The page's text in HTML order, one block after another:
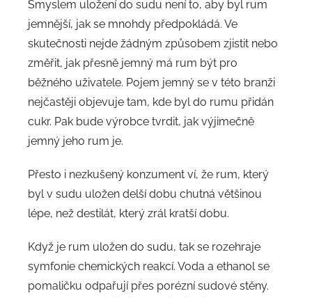
Smyslem uložení do sudu není to, aby byl rum
jemnější, jak se mnohdy předpokládá. Ve
skutečnosti nejde žádným způsobem zjistit nebo
změřit, jak přesně jemný má rum být pro
běžného uživatele. Pojem jemný se v této branži
nejčastěji objevuje tam, kde byl do rumu přidán
cukr. Pak bude výrobce tvrdit, jak výjimečně
jemný jeho rum je.
Přesto i nezkušený konzument ví, že rum, který
byl v sudu uložen delší dobu chutná většinou
lépe, než destilát, který zrál kratší dobu.
Když je rum uložen do sudu, tak se rozehraje
symfonie chemických reakcí. Voda a ethanol se
pomaličku odpařují přes porézní sudové stěny.